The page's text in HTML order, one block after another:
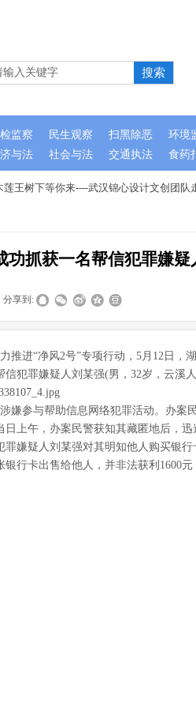
王树下等你来----武汉锦心设计文创团队
与法 社会与法 交通执法 食药
搜索
监察 民生观察 扫黑除恶 环境
功抓获一名帮信犯罪嫌疑
分享到:
推进“净风2号”专项行动，5月12日，
犯罪嫌疑人刘某强(男，32岁，云溪人
嫌参与帮助信息网络犯罪活动。办案
上午，办案民警获知其藏匿地后，迅
嫌疑人刘某强对其明知他人购买银行
行卡出售给他人，并非法获利1600元